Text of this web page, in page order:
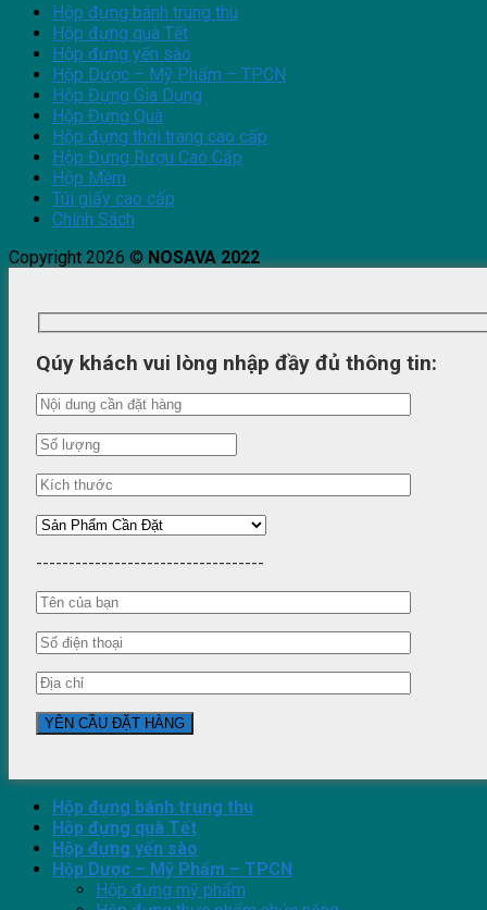
Hộp đựng bánh trung thu
Hộp đựng quà Tết
Hộp đựng yến sào
Hộp Dược – Mỹ Phẩm – TPCN
Hộp Đựng Gia Dụng
Hộp Đựng Quà
Hộp đựng thời trang cao cấp
Hộp Đựng Rượu Cao Cấp
Hộp Mềm
Túi giấy cao cấp
Chính Sách
Copyright 2026 © NOSAVA 2022
Qúy khách vui lòng nhập đầy đủ thông tin:
-----------------------------------
Hộp đựng bánh trung thu
Hộp đựng quà Tết
Hộp đựng yến sào
Hộp Dược – Mỹ Phẩm – TPCN
Hộp đựng mỹ phẩm